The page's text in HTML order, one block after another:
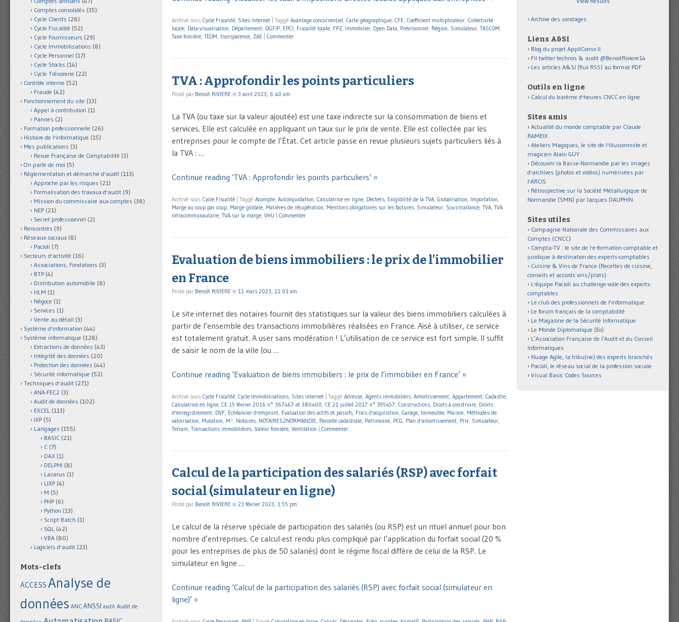
Archivé sous Cycle Fiscalité, Sites internet Taggé Avantage concurrentiel, Carte géographique, CFE, Coefficient multiplicateur, Collectivité
locale, Data-visualisation, Département, DGFiP, EPCI, Fiscalité locale, FPZ, Immobilier, Open Data, Prévisionnel, Région, Simulateur, TASCOM,
Taxe foncière, TEOM, transparence, ZAE Commenter
TVA : Approfondir les points particuliers
Posté par Benoît RIVIERE le 3 avril 2023, 6:40 am
La TVA (ou taxe sur la valeur ajoutée) est une taxe indirecte sur la consommation de biens et
services. Elle est calculée en appliquant un taux sur le prix de vente. Elle est collectée par les
entreprises pour le compte de l’État. Cet article passe en revue plusieurs sujets particuliers liés à
la TVA : …
Continue reading ‘TVA : Approfondir les points particuliers’ »
Archivé sous Cycle Fiscalité Taggé Acompte, Autoliquidation, Calculatrice en ligne, Déchets, Exigibilité de la TVA, Globalisation, Importation,
Marge au coup par coup, Marge globale, Matières de récupération, Mentions obligatoires sur les factures, Simulateur, Sous-traitance, TVA, TVA
intracommunautaire, TVA sur la marge, VHU Commenter
Evaluation de biens immobiliers : le prix de l’immobilier
en France
Posté par Benoît RIVIERE le 11 mars 2023, 11:01 am
Le site internet des notaires fournit des statistiques sur la valeur des biens immobiliers calculées à
partir de l’ensemble des transactions immobilières réalisées en France. Aisé à utiliser, ce service
est totalement gratuit. A user sans modération ! L’utilisation de ce service est fort simple. Il suffit
de saisir le nom de la ville (ou …
Continue reading ‘Evaluation de biens immobiliers : le prix de l’immobilier en France’ »
Archivé sous Cycle Fiscalité Cycle Immobilisations Sites internet Taggé Adresse Agents immobiliers Amortissement Appartement Cadastre
Calculatrice en ligne CE 15 février 2016 n° 367467 et 380400 CE 21 juillet 2017 n° 395457 Constructions Droits à construire Droits
d'enregistrement DVF Echéancier d'emprunt Evaluation des actifs et passifs Frais d'acquisition Garage Immeuble Maison Méthodes de
valorisation Mutation M² Notaires NOTAIRES2NORMANDIE Parcelle cadastrale Patrimoine PCG Plan d'amortissement Prix Simulateur
Terrain Transactions immobilières Valeur foncière Ventilation Commenter
Calcul de la participation des salariés (RSP) avec forfait
social (simulateur en ligne)
Posté par Benoît RIVIERE le 23 février 2023, 1:55 pm
Le calcul de la réserve spéciale de participation des salariés (ou RSP) est un rituel annuel pour bon
nombre d’entreprises. Ce calcul est rendu plus compliqué par l’application du forfait social (20 %
pour les entreprises de plus de 50 salariés) dont le régime fiscal diffère de celui de la RSP. Le
simulateur en ligne …
Continue reading ‘Calcul de la participation des salariés (RSP) avec forfait social (simulateur en
ligne)’ »
Comptes consolidés (35)
Cycle Clients (28)
Cycle Fiscalité (52)
Cycle Fournisseurs (29)
Cycle Immobilisations (8)
Cycle Personnel (17)
Cycle Stocks (14)
Cycle Trésorerie (22)
Contrôle interne (52)
Fraude (42)
Fonctionnement du site (13)
Appel à contribution (1)
Pannes (2)
Formation professionnelle (26)
Histoire de l'informatique (15)
Mes publications (3)
Revue Française de Comptabilité (3)
On parle de moi (5)
Réglementation et démarche d'audit (113)
Approche par les risques (21)
Formalisation des travaux d'audit (9)
Mission du commissaire aux comptes (38)
NEP (21)
Secret professionnel (2)
Rencontres (9)
Réseaux sociaux (8)
Pacioli (7)
Secteurs d'activité (16)
Associations, Fondations (3)
BTP (4)
Distribution automobile (8)
HLM (1)
Négoce (1)
Services (1)
Vente au détail (3)
Système d'information (44)
Système informatique (128)
Extractions de données (43)
Intégrité des données (20)
Protection des données (44)
Sécurité informatique (52)
Techniques d'audit (271)
ANA-FEC2 (3)
Audit de données (102)
EXCEL (113)
IXP (5)
Langages (155)
BASIC (21)
C (7)
DAX (1)
DELPHI (8)
Lazarus (1)
LIXP (4)
M (5)
PHP (6)
Python (13)
Script Batch (1)
SQL (42)
VBA (80)
Logiciels d'audit (23)
Mots-clefs
ACCESS Analyse de
données ANC ANSSI audit Audit de
Archive des sondages
Liens A&SI
Blog du projet AppliConso II
Fil twitter technos & audit @BenoitRiviere14
Les articles A&SI (flux RSS) au format PDF
Outils en ligne
Calcul du barème d'heures CNCC en ligne
Sites amis
Actualité du monde comptable par Claude
RAMEIX
Ateliers Magiques, le site de l'illusionniste et
magicien Alain GUY
Découvrir la Basse-Normandie par les images
d'archives (photos et vidéos) numérisées par
l'ARCIS
Rétrospective sur la Société Métallurgique de
Normandie (SMN) par Jacques DAUPHIN
Sites utiles
Compagnie Nationale des Commissaires aux
Comptes (CNCC)
Compta-TV : le site de l'e-formation comptable et
juridique à destination des experts-comptables
Cuisine & Vins de France (Recettes de cuisine,
conseils et accords vins/plats)
L'équipe Pacioli au challenge-voile des experts-
comptables
Le club des professionnels de l'informatique
Le forum français de la comptabilité
Le Magazine de la Sécurité Informatique
Le Monde Diplomatique (Eo)
L’Association Française de l’Audit et du Conseil
Informatiques
Nuage Agile, la tribu(ne) des experts branchés
Pacioli, le réseau social de la profession sociale
Visual Basic Codes Sources